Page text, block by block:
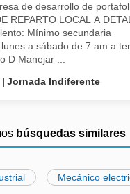
de desarrollo de
REPARTO LOCAL A
Mínimo secundaria
a sábado de 7 am a
D Manejar ...
Jornada Indiferente
búsquedas similares
Mecánico